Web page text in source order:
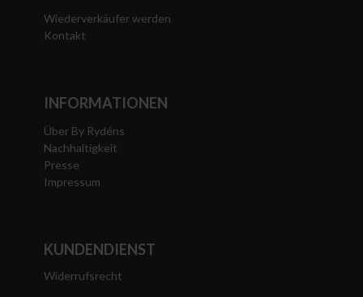
Wiederverkäufer werden
Kontakt
INFORMATIONEN
Über By Rydéns
Nachhaltigkeit
Presse
Impressum
KUNDENDIENST
Widerrufsrecht